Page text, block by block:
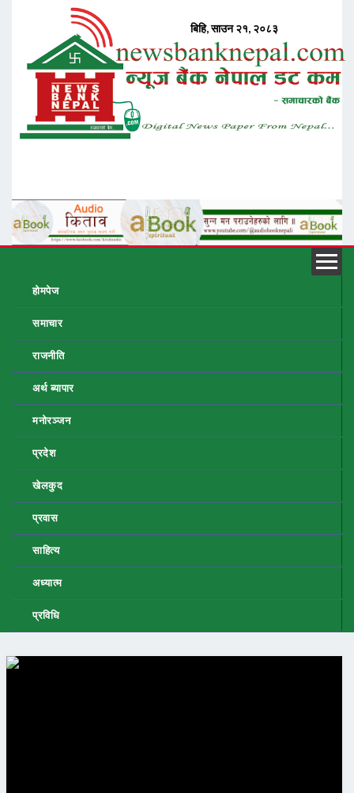
होमपेज
समाचार
राजनीति
अर्थ ब्यापार
मनोरञ्जन
प्रदेश
खेलकुद
प्रवास
साहित्य
अध्यात्म
प्रविधि